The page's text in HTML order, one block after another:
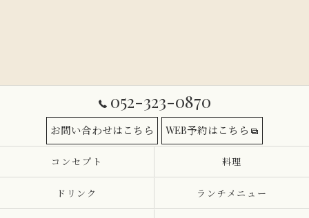
052-323-0870
お問い合わせはこちら WEB予約はこちら
コンセプト 料理
ドリンク ランチメニュー